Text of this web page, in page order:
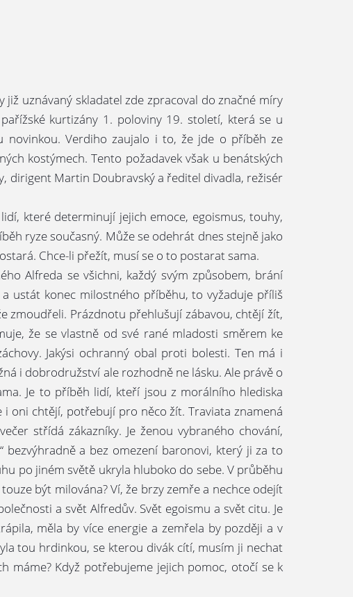
uznávaný skladatel zde zpracoval do značné míry
kurtizány 1. poloviny 19. století, která se u
novinkou. Verdiho zaujalo i to, že jde o příběh ze
kostýmech. Tento požadavek však u benátských
dirigent Martin Doubravský a ředitel divadla, režisér
které determinují jejich emoce, egoismus, touhy,
ryze současný. Může se odehrát dnes stejně jako
Chce-li přežít, musí se o to postarat sama.
Alfreda se všichni, každý svým způsobem, brání
ustát konec milostného příběhu, to vyžaduje příliš
zmoudřeli. Prázdnotu přehlušují zábavou, chtějí žít,
že se vlastně od své rané mladosti směrem ke
Jakýsi ochranný obal proti bolesti. Ten má i
i dobrodružství ale rozhodně ne lásku. Ale právě o
Je to příběh lidí, kteří jsou z morálního hlediska
oni chtějí, potřebují pro něco žít. Traviata znamená
střídá zákazníky. Je ženou vybraného chování,
bezvýhradně a bez omezení baronovi, který ji za to
po jiném světě ukryla hluboko do sebe. V průběhu
být milována? Ví, že brzy zemře a nechce odejít
a svět Alfredův. Svět egoismu a svět citu. Je
měla by více energie a zemřela by později a v
tou hrdinkou, se kterou divák cítí, musím ji nechat
máme? Když potřebujeme jejich pomoc, otočí se k